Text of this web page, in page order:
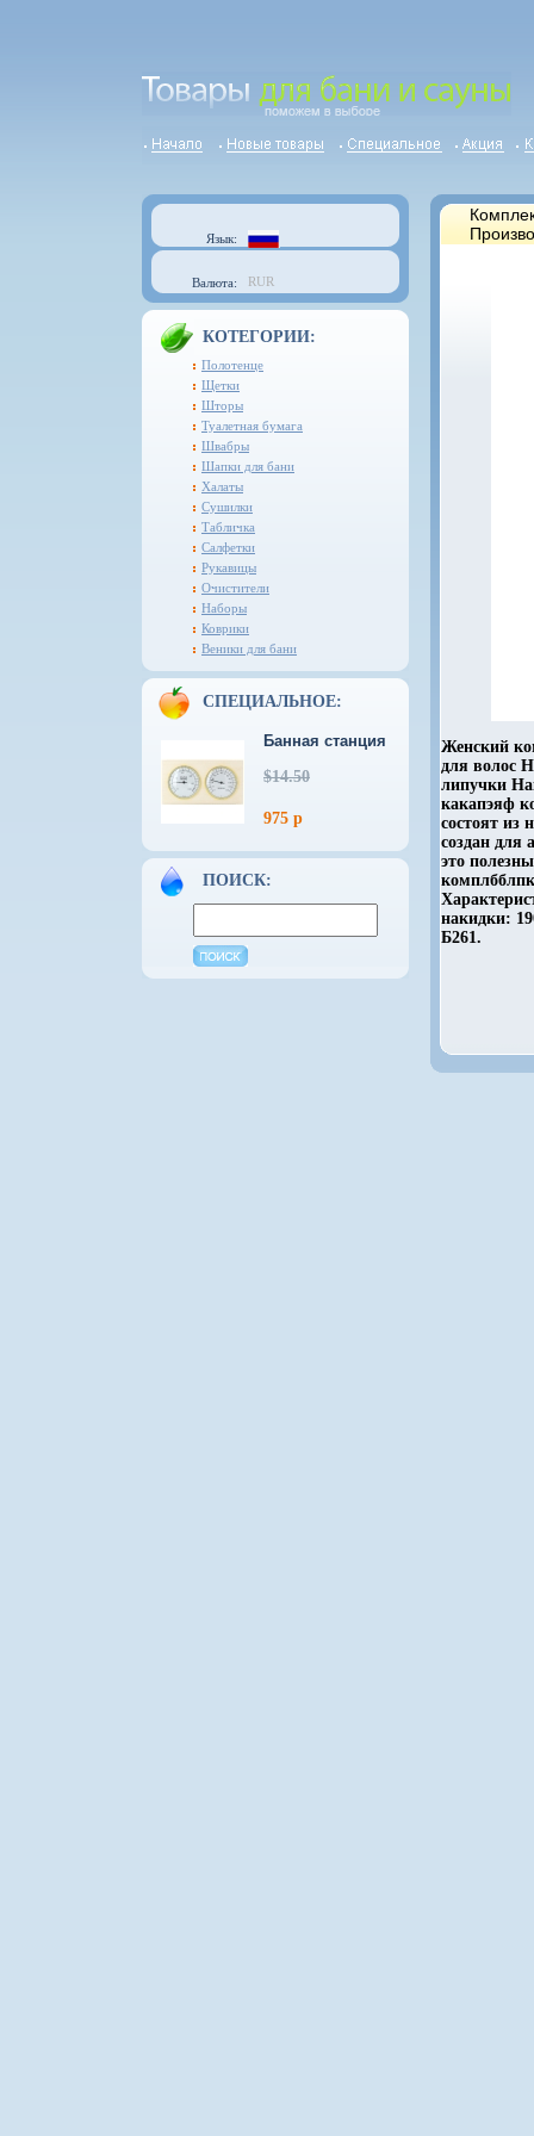
Язык:
Валюта: RUR
КОТЕГОРИИ:
Полотенце
Щетки
Шторы
Туалетная бумага
Швабры
Шапки для бани
Халаты
Сушилки
Табличка
Салфетки
Рукавицы
Очистители
Наборы
Коврики
Веники для бани
СПЕЦИАЛЬНОЕ:
Банная станция
$14.50
975 р
ПОИСК:
Женский
для волос
липучки
какапэяф
состоят из
создан для
это
накидки:
Б261.